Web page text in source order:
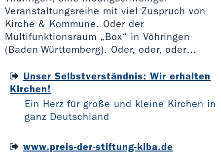
Veranstaltungsreihe mit viel Zuspruch von
Kirche & Kommune. Oder der
Multifunktionsraum „Box“ in Vöhringen
(Baden-Württemberg). Oder, oder, oder…
Unser Selbstverständnis: Wir erhalten
Kirchen!
Ein Herz für große und kleine Kirchen in
ganz Deutschland
www.preis-der-stiftung-kiba.de